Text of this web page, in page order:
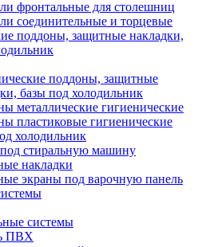
фронтальные для столешниц
соединительные и торцевые
поддоны, защитные накладки,
поддоны, защитные
базы под холодильник
металлические гигиенические
пластиковые гигиенические
холодильник
стиральную машину
накладки
экраны под варочную панель
системы
ПВХ